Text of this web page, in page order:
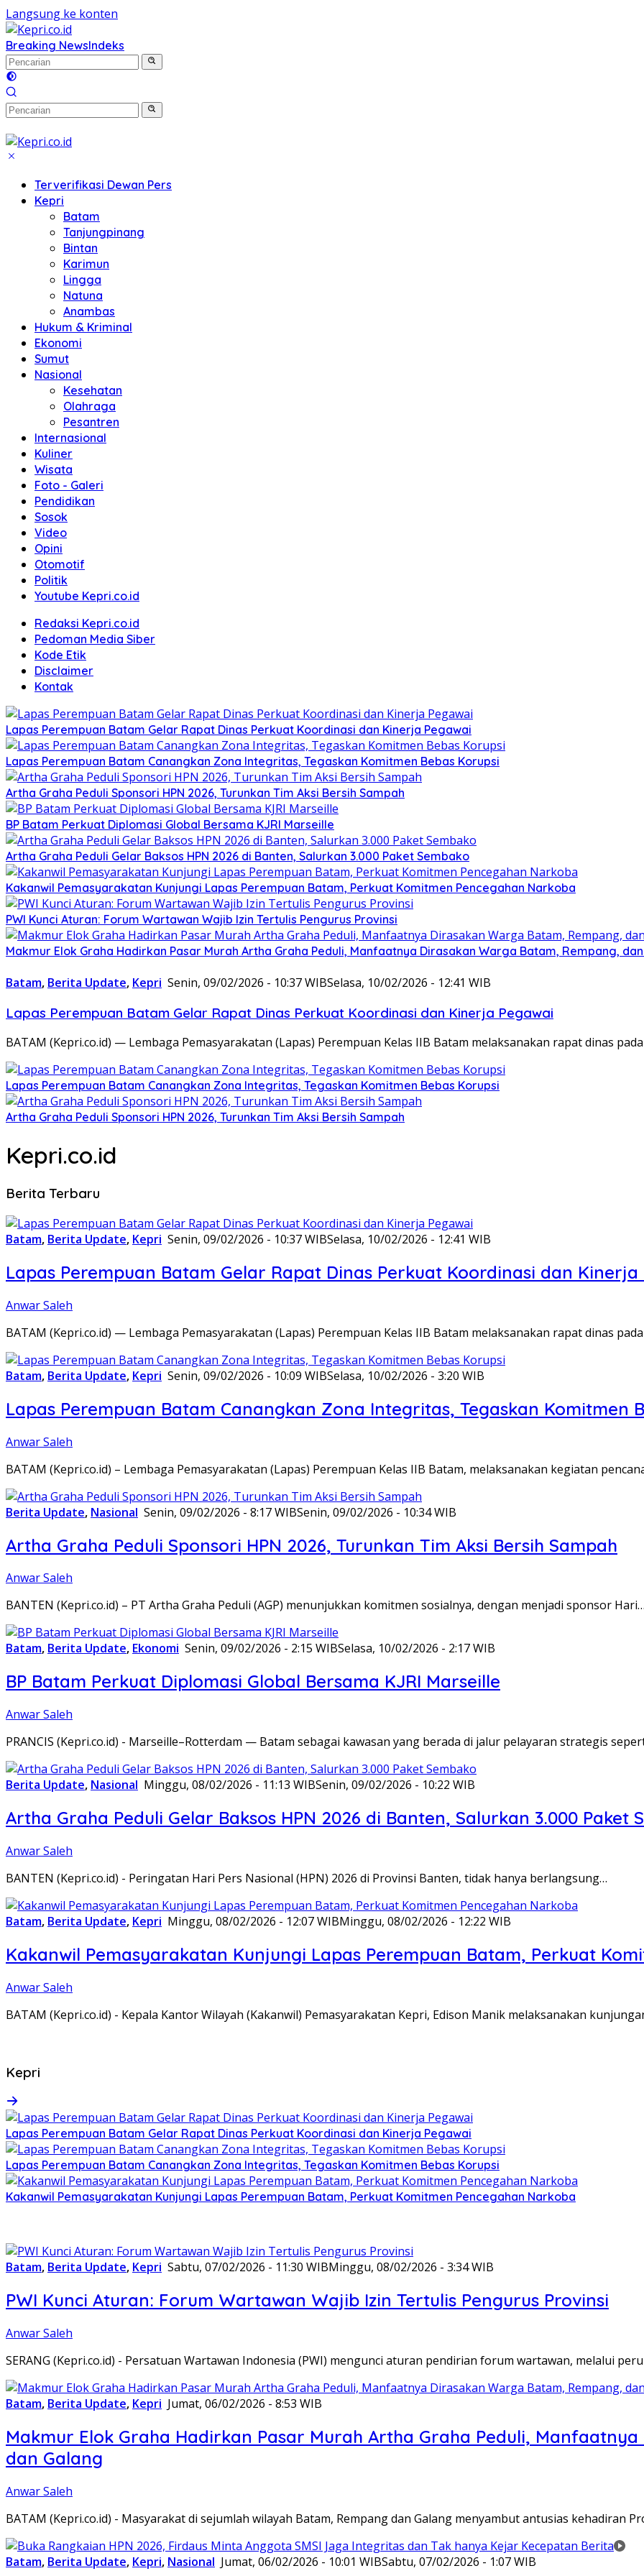
Langsung ke konten
Breaking NewsIndeks
Terverifikasi Dewan Pers
Kepri
Batam
Tanjungpinang
Bintan
Karimun
Lingga
Natuna
Anambas
Hukum & Kriminal
Ekonomi
Sumut
Nasional
Kesehatan
Olahraga
Pesantren
Internasional
Kuliner
Wisata
Foto - Galeri
Pendidikan
Sosok
Video
Opini
Otomotif
Politik
Youtube Kepri.co.id
Redaksi Kepri.co.id
Pedoman Media Siber
Kode Etik
Disclaimer
Kontak
Lapas Perempuan Batam Gelar Rapat Dinas Perkuat Koordinasi dan Kinerja Pegawai
Lapas Perempuan Batam Canangkan Zona Integritas, Tegaskan Komitmen Bebas Korupsi
Artha Graha Peduli Sponsori HPN 2026, Turunkan Tim Aksi Bersih Sampah
BP Batam Perkuat Diplomasi Global Bersama KJRI Marseille
Artha Graha Peduli Gelar Baksos HPN 2026 di Banten, Salurkan 3.000 Paket Sembako
Kakanwil Pemasyarakatan Kunjungi Lapas Perempuan Batam, Perkuat Komitmen Pencegahan Narkoba
PWI Kunci Aturan: Forum Wartawan Wajib Izin Tertulis Pengurus Provinsi
Makmur Elok Graha Hadirkan Pasar Murah Artha Graha Peduli, Manfaatnya Dirasakan Warga Batam, Rempang,
Batam, Berita Update, Kepri Senin, 09/02/2026 - 10:37 WIBSelasa, 10/02/2026 - 12:41 WIB
Lapas Perempuan Batam Gelar Rapat Dinas Perkuat Koordinasi dan Kinerja Pegawai
BATAM (Kepri.co.id) — Lembaga Pemasyarakatan (Lapas) Perempuan Kelas IIB Batam melaksanakan rapat dinas
Lapas Perempuan Batam Canangkan Zona Integritas, Tegaskan Komitmen Bebas Korupsi
Artha Graha Peduli Sponsori HPN 2026, Turunkan Tim Aksi Bersih Sampah
Kepri.co.id
Berita Terbaru
Batam, Berita Update, Kepri Senin, 09/02/2026 - 10:37 WIBSelasa, 10/02/2026 - 12:41 WIB
Lapas Perempuan Batam Gelar Rapat Dinas Perkuat Koordinasi dan Kinerja
Anwar Saleh
BATAM (Kepri.co.id) — Lembaga Pemasyarakatan (Lapas) Perempuan Kelas IIB Batam melaksanakan rapat dinas
Batam, Berita Update, Kepri Senin, 09/02/2026 - 10:09 WIBSelasa, 10/02/2026 - 3:20 WIB
Lapas Perempuan Batam Canangkan Zona Integritas, Tegaskan Komitmen
Anwar Saleh
BATAM (Kepri.co.id) – Lembaga Pemasyarakatan (Lapas) Perempuan Kelas IIB Batam, melaksanakan kegiatan
Berita Update, Nasional Senin, 09/02/2026 - 8:17 WIBSenin, 09/02/2026 - 10:34 WIB
Artha Graha Peduli Sponsori HPN 2026, Turunkan Tim Aksi Bersih Sampah
Anwar Saleh
BANTEN (Kepri.co.id) – PT Artha Graha Peduli (AGP) menunjukkan komitmen sosialnya, dengan menjadi sponsor Hari…
Batam, Berita Update, Ekonomi Senin, 09/02/2026 - 2:15 WIBSelasa, 10/02/2026 - 2:17 WIB
BP Batam Perkuat Diplomasi Global Bersama KJRI Marseille
Anwar Saleh
PRANCIS (Kepri.co.id) - Marseille–Rotterdam — Batam sebagai kawasan yang berada di jalur pelayaran strategis
Berita Update, Nasional Minggu, 08/02/2026 - 11:13 WIBSenin, 09/02/2026 - 10:22 WIB
Artha Graha Peduli Gelar Baksos HPN 2026 di Banten, Salurkan 3.000 Paket
Anwar Saleh
BANTEN (Kepri.co.id) - Peringatan Hari Pers Nasional (HPN) 2026 di Provinsi Banten, tidak hanya berlangsung…
Batam, Berita Update, Kepri Minggu, 08/02/2026 - 12:07 WIBMinggu, 08/02/2026 - 12:22 WIB
Kakanwil Pemasyarakatan Kunjungi Lapas Perempuan Batam, Perkuat
Anwar Saleh
BATAM (Kepri.co.id) - Kepala Kantor Wilayah (Kakanwil) Pemasyarakatan Kepri, Edison Manik melaksanakan
Kepri
Lapas Perempuan Batam Gelar Rapat Dinas Perkuat Koordinasi dan Kinerja Pegawai
Lapas Perempuan Batam Canangkan Zona Integritas, Tegaskan Komitmen Bebas Korupsi
Kakanwil Pemasyarakatan Kunjungi Lapas Perempuan Batam, Perkuat Komitmen Pencegahan Narkoba
Batam, Berita Update, Kepri Sabtu, 07/02/2026 - 11:30 WIBMinggu, 08/02/2026 - 3:34 WIB
PWI Kunci Aturan: Forum Wartawan Wajib Izin Tertulis Pengurus Provinsi
Anwar Saleh
SERANG (Kepri.co.id) - Persatuan Wartawan Indonesia (PWI) mengunci aturan pendirian forum wartawan, melalui
Batam, Berita Update, Kepri Jumat, 06/02/2026 - 8:53 WIB
Makmur Elok Graha Hadirkan Pasar Murah Artha Graha Peduli,
dan Galang
Anwar Saleh
BATAM (Kepri.co.id) - Masyarakat di sejumlah wilayah Batam, Rempang dan Galang menyambut antusias kehadiran
Batam, Berita Update, Kepri, Nasional Jumat, 06/02/2026 - 10:01 WIBSabtu, 07/02/2026 - 1:07 WIB